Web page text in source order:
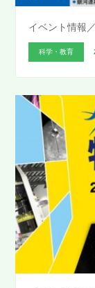
イベント情報
科学・教育